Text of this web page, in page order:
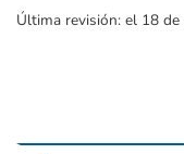
Última revisión: el 18